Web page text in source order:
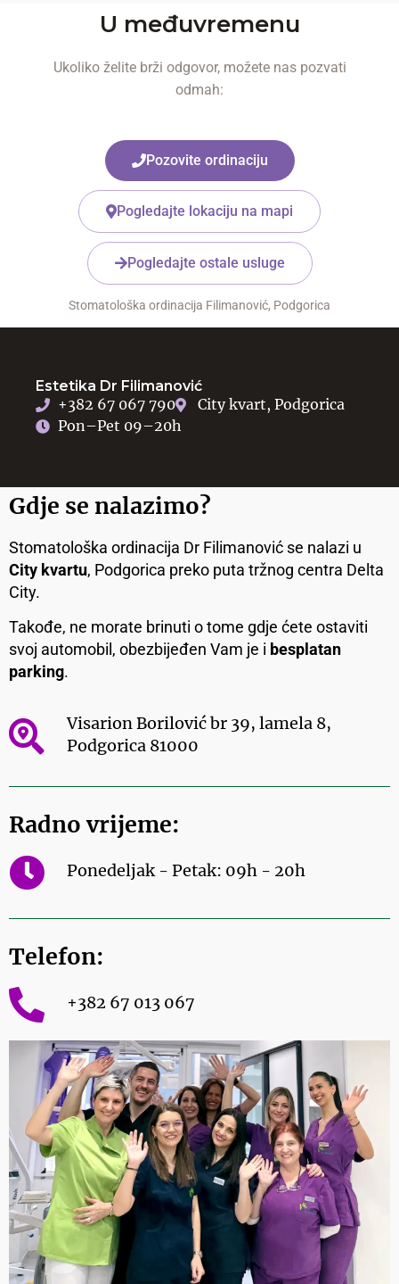
U međuvremenu
Ukoliko želite brži odgovor, možete nas pozvati
odmah:
Pozovite ordinaciju
Pogledajte lokaciju na mapi
Pogledajte ostale usluge
Stomatološka ordinacija Filimanović, Podgorica
Estetika Dr Filimanović
+382 67 067 790
City kvart, Podgorica
Pon–Pet 09–20h
Gdje se nalazimo?
Stomatološka ordinacija Dr Filimanović se nalazi u
City kvartu, Podgorica preko puta tržnog centra Delta
City.
Takođe, ne morate brinuti o tome gdje ćete ostaviti
svoj automobil, obezbijeđen Vam je i besplatan
parking.
Visarion Borilović br 39, lamela 8,
Podgorica 81000
Radno vrijeme:
Ponedeljak - Petak: 09h - 20h
Telefon:
+382 67 013 067